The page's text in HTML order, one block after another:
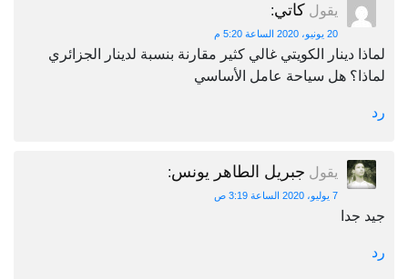
يقول كاتي:
20 يونيو، 2020 الساعة 5:20 م
لماذا دينار الكويتي غالي كثير مقارنة بنسبة لدينار الجزائري
لماذا؟ هل سياحة عامل الأساسي
رد
يقول جبريل الطاهر يونس:
7 يوليو، 2020 الساعة 3:19 ص
جيد جدا
رد